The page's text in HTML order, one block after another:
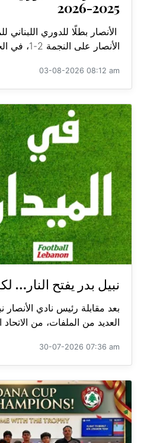
2025-2026
الأنصار على النجمة 2-1، في الجولة ال...
03-08-2026 08:12 am
نبيل بدر يفتح النار…
بعد مقابلة رئيس نادي الأنصار
العديد من الملفات، من الاتحاد
30-07-2026 07:36 am